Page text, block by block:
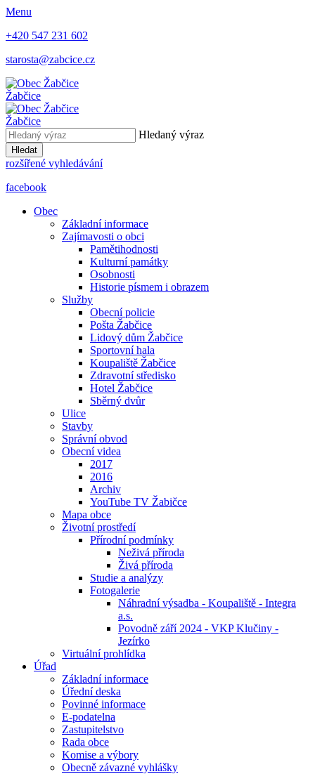
Menu
+420 547 231 602
starosta@zabcice.cz
Žabčice
Žabčice
Hledaný výraz
Hledat
rozšířené vyhledávání
facebook
Obec
Základní informace
Zajímavosti o obci
Pamětihodnosti
Kulturní památky
Osobnosti
Historie písmem i obrazem
Služby
Obecní policie
Pošta Žabčice
Lidový dům Žabčice
Sportovní hala
Koupaliště Žabčice
Zdravotní středisko
Hotel Žabčice
Sběrný dvůr
Ulice
Stavby
Správní obvod
Obecní videa
2017
2016
Archiv
YouTube TV Žabičce
Mapa obce
Životní prostředí
Přírodní podmínky
Neživá příroda
Živá příroda
Studie a analýzy
Fotogalerie
Náhradní výsadba - Koupaliště - Integra
a.s.
Povodně září 2024 - VKP Klučiny -
Jezírko
Virtuální prohlídka
Úřad
Základní informace
Úřední deska
Povinné informace
E-podatelna
Zastupitelstvo
Rada obce
Komise a výbory
Obecně závazné vyhlášky